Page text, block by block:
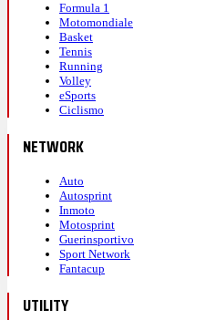
Formula 1
Motomondiale
Basket
Tennis
Running
Volley
eSports
Ciclismo
NETWORK
Auto
Autosprint
Inmoto
Motosprint
Guerinsportivo
Sport Network
Fantacup
UTILITY